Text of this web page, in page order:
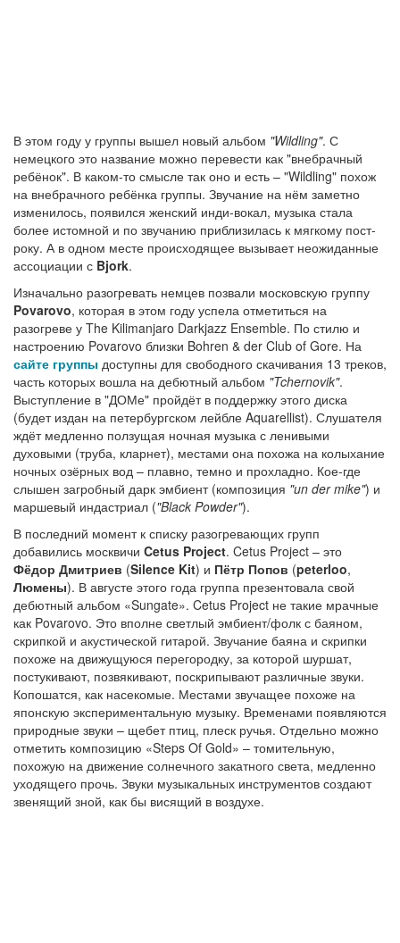
В этом году у группы вышел новый альбом "Wildling". С
немецкого это название можно перевести как "внебрачный
ребёнок". В каком-то смысле так оно и есть – "Wildling" похож
на внебрачного ребёнка группы. Звучание на нём заметно
изменилось, появился женский инди-вокал, музыка стала
более истомной и по звучанию приблизилась к мягкому пост-
року. А в одном месте происходящее вызывает неожиданные
ассоциации с Bjork.
Изначально разогревать немцев позвали московскую группу
Povarovo, которая в этом году успела отметиться на
разогреве у The Kilimanjaro Darkjazz Ensemble. По стилю и
настроению Povarovo близки Bohren & der Club of Gore. На
сайте группы доступны для свободного скачивания 13 треков,
часть которых вошла на дебютный альбом "Tchernovik".
Выступление в "ДОМе" пройдёт в поддержку этого диска
(будет издан на петербургском лейбле Aquarellist). Слушателя
ждёт медленно ползущая ночная музыка с ленивыми
духовыми (труба, кларнет), местами она похожа на колыхание
ночных озёрных вод – плавно, темно и прохладно. Кое-где
слышен загробный дарк эмбиент (композиция "un der mike") и
маршевый индастриал ("Black Powder").
В последний момент к списку разогревающих групп
добавились москвичи Cetus Project. Cetus Project – это
Фёдор Дмитриев (Silence Kit) и Пётр Попов (peterloo,
Люмены). В августе этого года группа презентовала свой
дебютный альбом «Sungate». Cetus Project не такие мрачные
как Povarovo. Это вполне светлый эмбиент/фолк с баяном,
скрипкой и акустической гитарой. Звучание баяна и скрипки
похоже на движущуюся перегородку, за которой шуршат,
постукивают, позвякивают, поскрипывают различные звуки.
Копошатся, как насекомые. Местами звучащее похоже на
японскую экспериментальную музыку. Временами появляются
природные звуки – щебет птиц, плеск ручья. Отдельно можно
отметить композицию «Steps Of Gold» – томительную,
похожую на движение солнечного закатного света, медленно
уходящего прочь. Звуки музыкальных инструментов создают
звенящий зной, как бы висящий в воздухе.